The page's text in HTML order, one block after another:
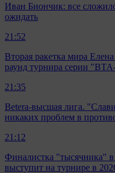
Иван Биончик: все
ожидать
21:52
Вторая ракетка мира
раунд турнира серии
21:35
Betera-высшая лига.
никаких проблем в
21:12
Финалистка "тысячника"
выступит на турнире в